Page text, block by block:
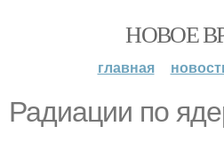
НОВОЕ
главная
Радиации по